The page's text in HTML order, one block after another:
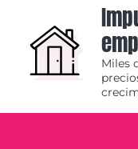
Miles